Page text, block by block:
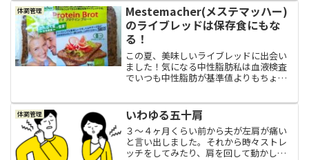
血できない人」なんだろうなと思い込ん
で献血に行かなく（行けな...
体調管理
Mestemacher(メステマッハー)
のライブレッドは保存食にもな
る！
この夏、美味しいライブレッドに出会い
ました！気になる中性脂肪私は血液検査
でいつも中性脂肪が基準値よりもちょい
された食べ物を減らすといいですよ。白
いご飯とか、白い小麦で出...
体調管理 いわゆる五十肩
３～４ヶ月くらい前から夫が左肩が痛い
と言い出しました。それから時々ストレ
ッチをしてみたり、肩を回して動かして